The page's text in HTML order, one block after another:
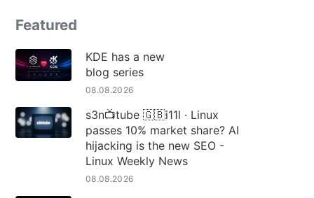
Featured
KDE has a new
blog series
08.08.2026
s3n📺tube 🇬🇧i11l · Linux
passes 10% market share? AI
hijacking is the new SEO -
Linux Weekly News
08.08.2026